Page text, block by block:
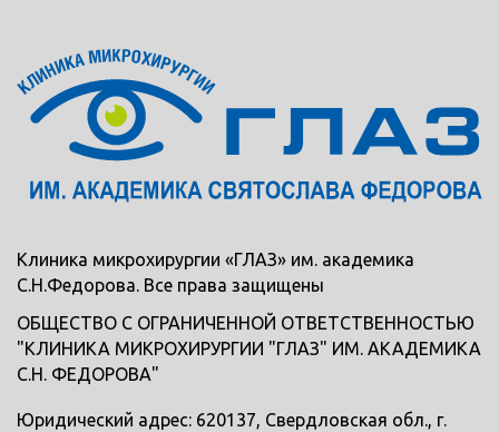
Клиника микрохирургии «ГЛАЗ» им. академика
С.Н.Федорова. Все права защищены
ОБЩЕСТВО С ОГРАНИЧЕННОЙ ОТВЕТСТВЕННОСТЬЮ
"КЛИНИКА МИКРОХИРУРГИИ "ГЛАЗ" ИМ. АКАДЕМИКА
С.Н. ФЕДОРОВА"
Юридический адрес: 620137, Свердловская обл., г.